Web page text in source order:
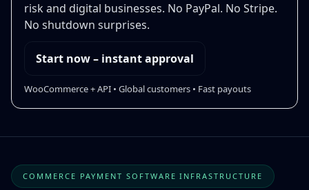
risk and digital businesses. No PayPal. No Stripe.
No shutdown surprises.
Start now – instant approval
WooCommerce + API • Global customers • Fast payouts
COMMERCE PAYMENT SOFTWARE INFRASTRUCTURE